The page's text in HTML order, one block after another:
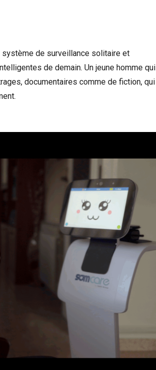
système de surveillance solitaire et
de demain. Un jeune homme qui
documentaires comme de fiction, qui